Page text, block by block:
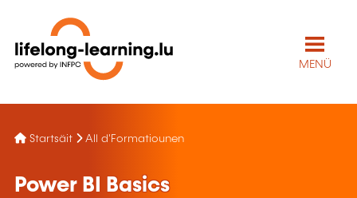
MENÜ
Startsäit All d'Formatiounen
Power BI Basics